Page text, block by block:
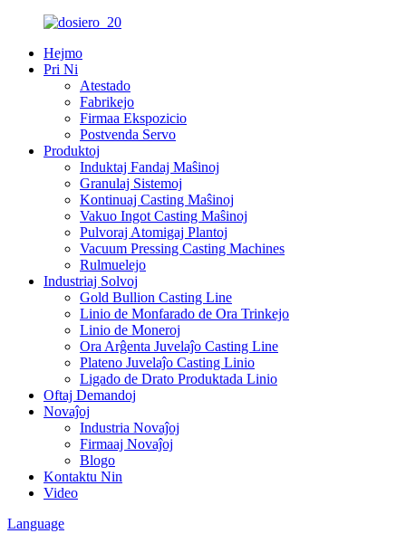
Hejmo
Pri Ni
Atestado
Fabrikejo
Firmaa Ekspozicio
Postvenda Servo
Produktoj
Induktaj Fandaj Maŝinoj
Granulaj Sistemoj
Kontinuaj Casting Maŝinoj
Vakuo Ingot Casting Maŝinoj
Pulvoraj Atomigaj Plantoj
Vacuum Pressing Casting Machines
Rulmuelejo
Industriaj Solvoj
Gold Bullion Casting Line
Linio de Monfarado de Ora Trinkejo
Linio de Moneroj
Ora Arĝenta Juvelaĵo Casting Line
Plateno Juvelaĵo Casting Linio
Ligado de Drato Produktada Linio
Oftaj Demandoj
Novaĵoj
Industria Novaĵoj
Firmaaj Novaĵoj
Blogo
Kontaktu Nin
Video
Language